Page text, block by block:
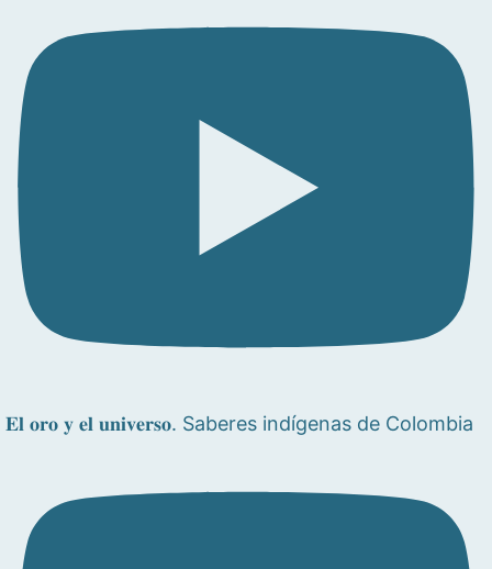
𝐄𝐥 𝐨𝐫𝐨 𝐲 𝐞𝐥 𝐮𝐧𝐢𝐯𝐞𝐫𝐬𝐨. Saberes indígenas de Colombia